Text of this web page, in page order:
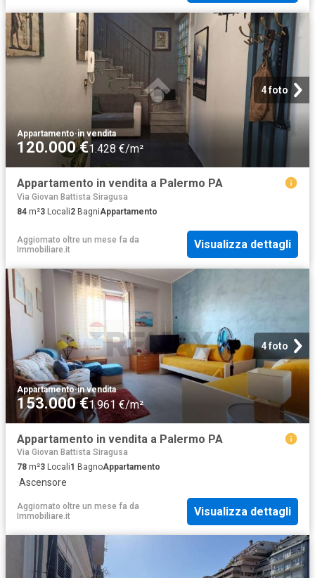
4 foto
Appartamento·in vendita
120.000 €1.428 €/m²
Appartamento in vendita a Palermo PA
Via Giovan Battista Siragusa
84 m²3 Locali2 BagniAppartamento
Aggiornato oltre un mese fa da
Immobiliare.it
Visualizza dettagli
4 foto
Appartamento·in vendita
153.000 €1.961 €/m²
Appartamento in vendita a Palermo PA
Via Giovan Battista Siragusa
78 m²3 Locali1 BagnoAppartamento
·Ascensore
Aggiornato oltre un mese fa da
Immobiliare.it
Visualizza dettagli